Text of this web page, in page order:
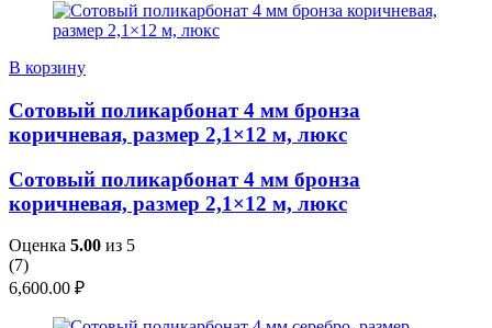
В корзину
Сотовый поликарбонат 4 мм бронза
коричневая, размер 2,1×12 м, люкс
Сотовый поликарбонат 4 мм бронза
коричневая, размер 2,1×12 м, люкс
Оценка 5.00 из 5
(7)
6,600.00 ₽